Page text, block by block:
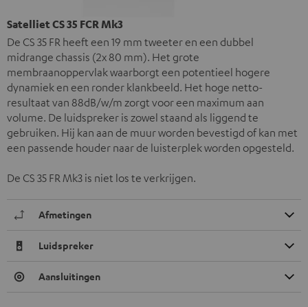
Satelliet CS 35 FCR Mk3
De CS 35 FR heeft een 19 mm tweeter en een dubbel
midrange chassis (2x 80 mm). Het grote
membraanoppervlak waarborgt een potentieel hogere
dynamiek en een ronder klankbeeld. Het hoge netto-
resultaat van 88dB/w/m zorgt voor een maximum aan
volume. De luidspreker is zowel staand als liggend te
gebruiken. Hij kan aan de muur worden bevestigd of kan met
een passende houder naar de luisterplek worden opgesteld.
De CS 35 FR Mk3 is niet los te verkrijgen.
Afmetingen
Luidspreker
Aansluitingen